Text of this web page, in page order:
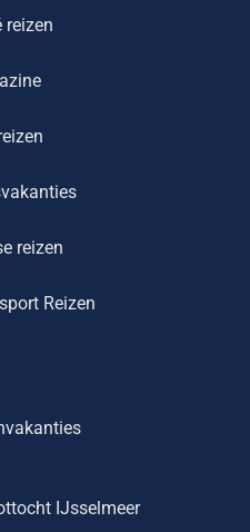
reizen
reizen
Reizen
IJsselmeer